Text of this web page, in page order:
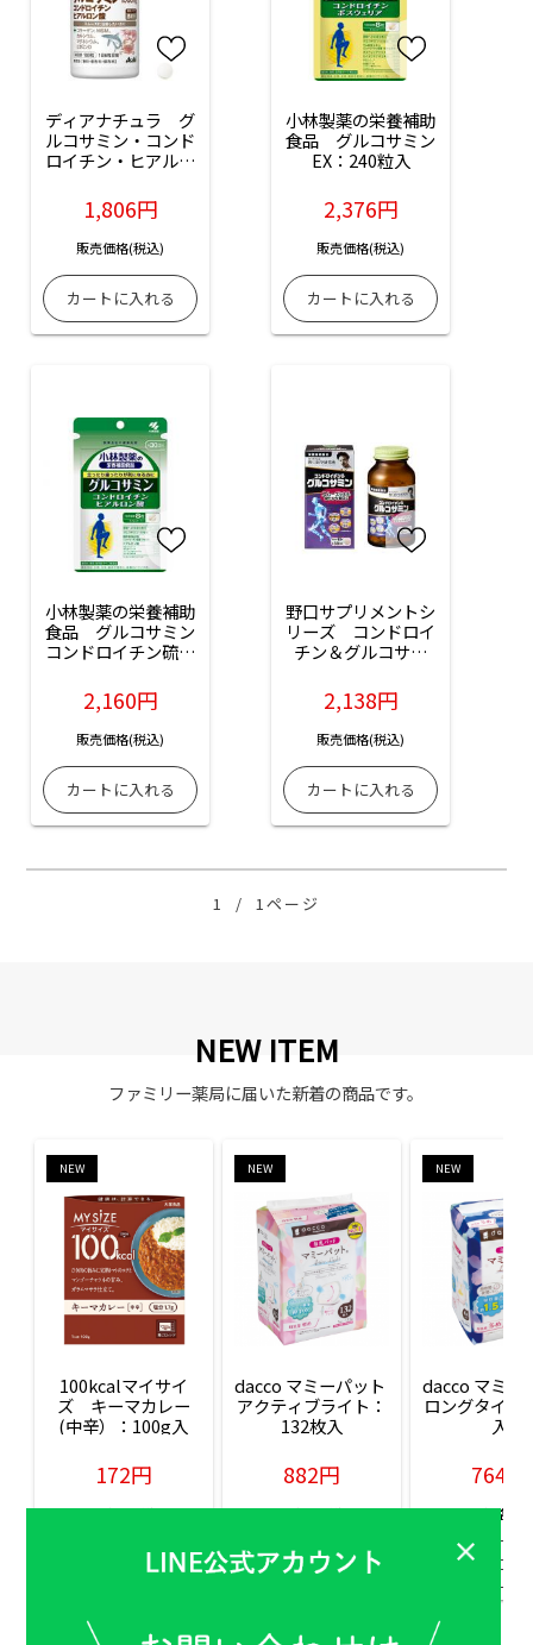
ディアナチュラ　グ
ルコサミン・コンド
ロイチン・ヒアルロ
180粒入
1,806円
販売価格(税込)
小林製薬の栄養補助
食品　グルコサミン
EX：240粒入
2,376円
販売価格(税込)
小林製薬の栄養補助
食品　グルコサミン
コンドロイチン硫酸
粒入
2,160円
販売価格(税込)
野口サプリメントシ
リーズ　コンドロイ
チン＆グルコサミ
2,138円
販売価格(税込)
1 / 1ページ
NEW ITEM
ファミリー薬局に届いた新着の商品です。
NEW
100kcalマイサイ
ズ　キーマカレー
(中辛）：100g入
172円
販売価格(税込)
NEW
dacco マミーパット
アクティブライト：
132枚入
882円
販売価格(税込)
NEW
dacco マミー
ロングタイム
入
764円
販売価格(税